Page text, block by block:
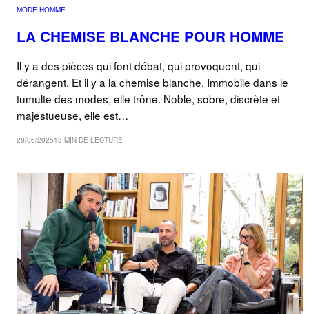
MODE HOMME
LA CHEMISE BLANCHE POUR HOMME
Il y a des pièces qui font débat, qui provoquent, qui
dérangent. Et il y a la chemise blanche. Immobile dans le
tumulte des modes, elle trône. Noble, sobre, discrète et
majestueuse, elle est…
28/06/202513 MIN DE LECTURE